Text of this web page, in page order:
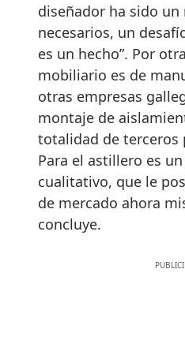
diseñador ha sido un
necesarios, un
es un hecho”. Por
mobiliario es de
otras empresas
montaje de
totalidad de terceros
Para el astillero es
cualitativo, que le
de mercado ahora
concluye.